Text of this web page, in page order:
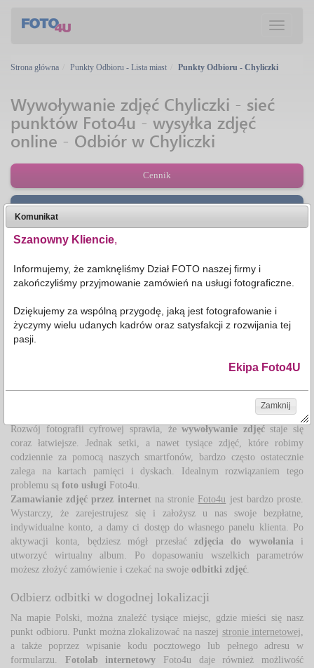
Toggle
Strona główna Punkty Odbioru - Lista miast Punkty Odbioru - Chyliczki
Wywoływanie zdjęć Chyliczki - sieć
punktów Foto4u - wysyłka zdjęć
online - Odbiór w Chyliczki
Cennik
Ręczna Korekcja Zdjęć
WAW133AP
Wschodnia 7A 7A
05-500
Chyliczki
CYK01M
05-510
Chyliczki
Chyliczki - wywoływanie zdjęć przez Internet
odbitki onlinejest Chyliczki.
Zatrzymaj chwile poprzez wywołanie zdjęć przez
Rozwój fotografii cyfrowej sprawia, że wywoływanie zdjęćstaje się
coraz łatwiejsze. Jednak setki, a nawet tysiące zdjęć, które robimy
codziennie za pomocą naszych smartfonów, bardzo często ostatecznie
zalega na kartach pamięci i dyskach. Idealnym rozwiązaniem tego
problemu są foto usługi Foto4u.
Zamawianie zdjęć przez internetna stronie Foto4u jest bardzo proste.
Wystarczy, że zarejestrujesz się i założysz u nas swoje bezpłatne,
indywidualne konto, a damy ci dostęp do własnego panelu klienta. Po
aktywacji konta, będziesz mógł przesłać zdjęcia do wywołaniai
utworzyć wirtualny album. Po dopasowaniu wszelkich parametrów
możesz złożyć zamówienie i czekać na swoje odbitki zdjęć.
Odbierz odbitki w dogodnej lokalizacji
Na mapie Polski, można znaleźć tysiące miejsc, gdzie mieści się nasz
punkt odbioru. Punkt można zlokalizować na naszej stronie internetowej,
a także poprzez wpisanie kodu pocztowego lub pełnego adresu w
formularzu. Fotolab internetowy Foto4u daje również możliwość
Komunikat
Szanowny Kliencie,
Informujemy, że zamknęliśmy Dział FOTO naszej firmy i
zakończyliśmy przyjmowanie zamówień na usługi fotograficzne.
Dziękujemy za wspólną przygodę, jaką jest fotografowanie i
życzymy wielu udanych kadrów oraz satysfakcji z rozwijania tej
pasji.
Ekipa Foto4U
Zamknij